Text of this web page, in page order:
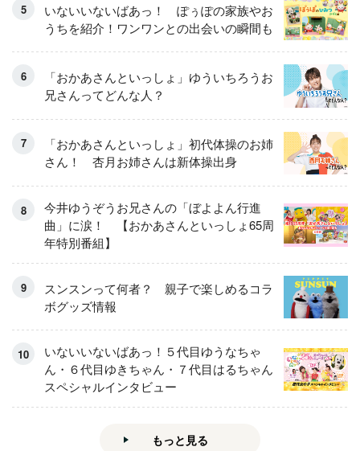
いないいないばあっ！ ぽぅぽの家族やお
うちを紹介！ワンワンとの出会いの瞬間も
「おかあさんといっしょ」ゆういちろうお
兄さんってどんな人？
「おかあさんといっしょ」初代体操のお姉
さん！ 杏月お姉さんは新体操出身
今井ゆうぞうお兄さんの「ぼよよん行進
曲」に涙！ 【おかあさんといっしょ65周
年特別番組】
スンスンって何者？ 親子で楽しめるコラ
ボグッズ情報
いないいないばあっ！５代目ゆうなちゃ
ん・６代目ゆきちゃん・７代目はるちゃん
スペシャルインタビュー
もっと見る